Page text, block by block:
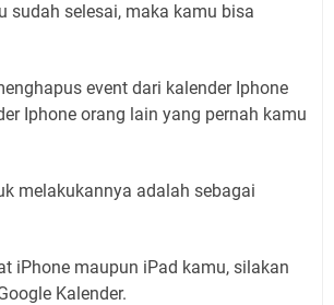
sudah selesai, maka kamu bisa
event dari kalender Iphone
Iphone orang lain yang pernah kamu
melakukannya adalah sebagai
iPhone maupun iPad kamu, silakan
Kalender.